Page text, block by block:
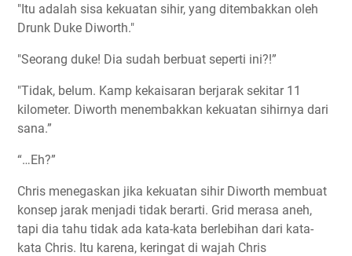
"Itu adalah sisa kekuatan sihir, yang ditembakkan oleh
Drunk Duke Diworth."
"Seorang duke! Dia sudah berbuat seperti ini?!”
"Tidak, belum. Kamp kekaisaran berjarak sekitar 11
kilometer. Diworth menembakkan kekuatan sihirnya dari
sana.”
“…Eh?”
Chris menegaskan jika kekuatan sihir Diworth membuat
konsep jarak menjadi tidak berarti. Grid merasa aneh,
tapi dia tahu tidak ada kata-kata berlebihan dari kata-
kata Chris. Itu karena, keringat di wajah Chris